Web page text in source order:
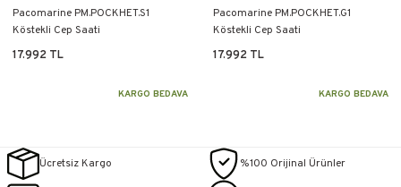
Pacomarine PM.POCKHET.S1
Köstekli Cep Saati
17.992 TL
KARGO BEDAVA
Pacomarine PM.POCKHET.G1
Köstekli Cep Saati
17.992 TL
KARGO BEDAVA
Ücretsiz Kargo %100 Orijinal Ürünler